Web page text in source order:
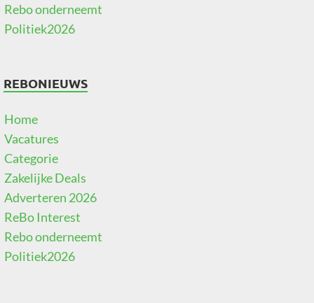
Rebo onderneemt
Politiek2026
REBONIEUWS
Home
Vacatures
Categorie
Zakelijke Deals
Adverteren 2026
ReBo Interest
Rebo onderneemt
Politiek2026